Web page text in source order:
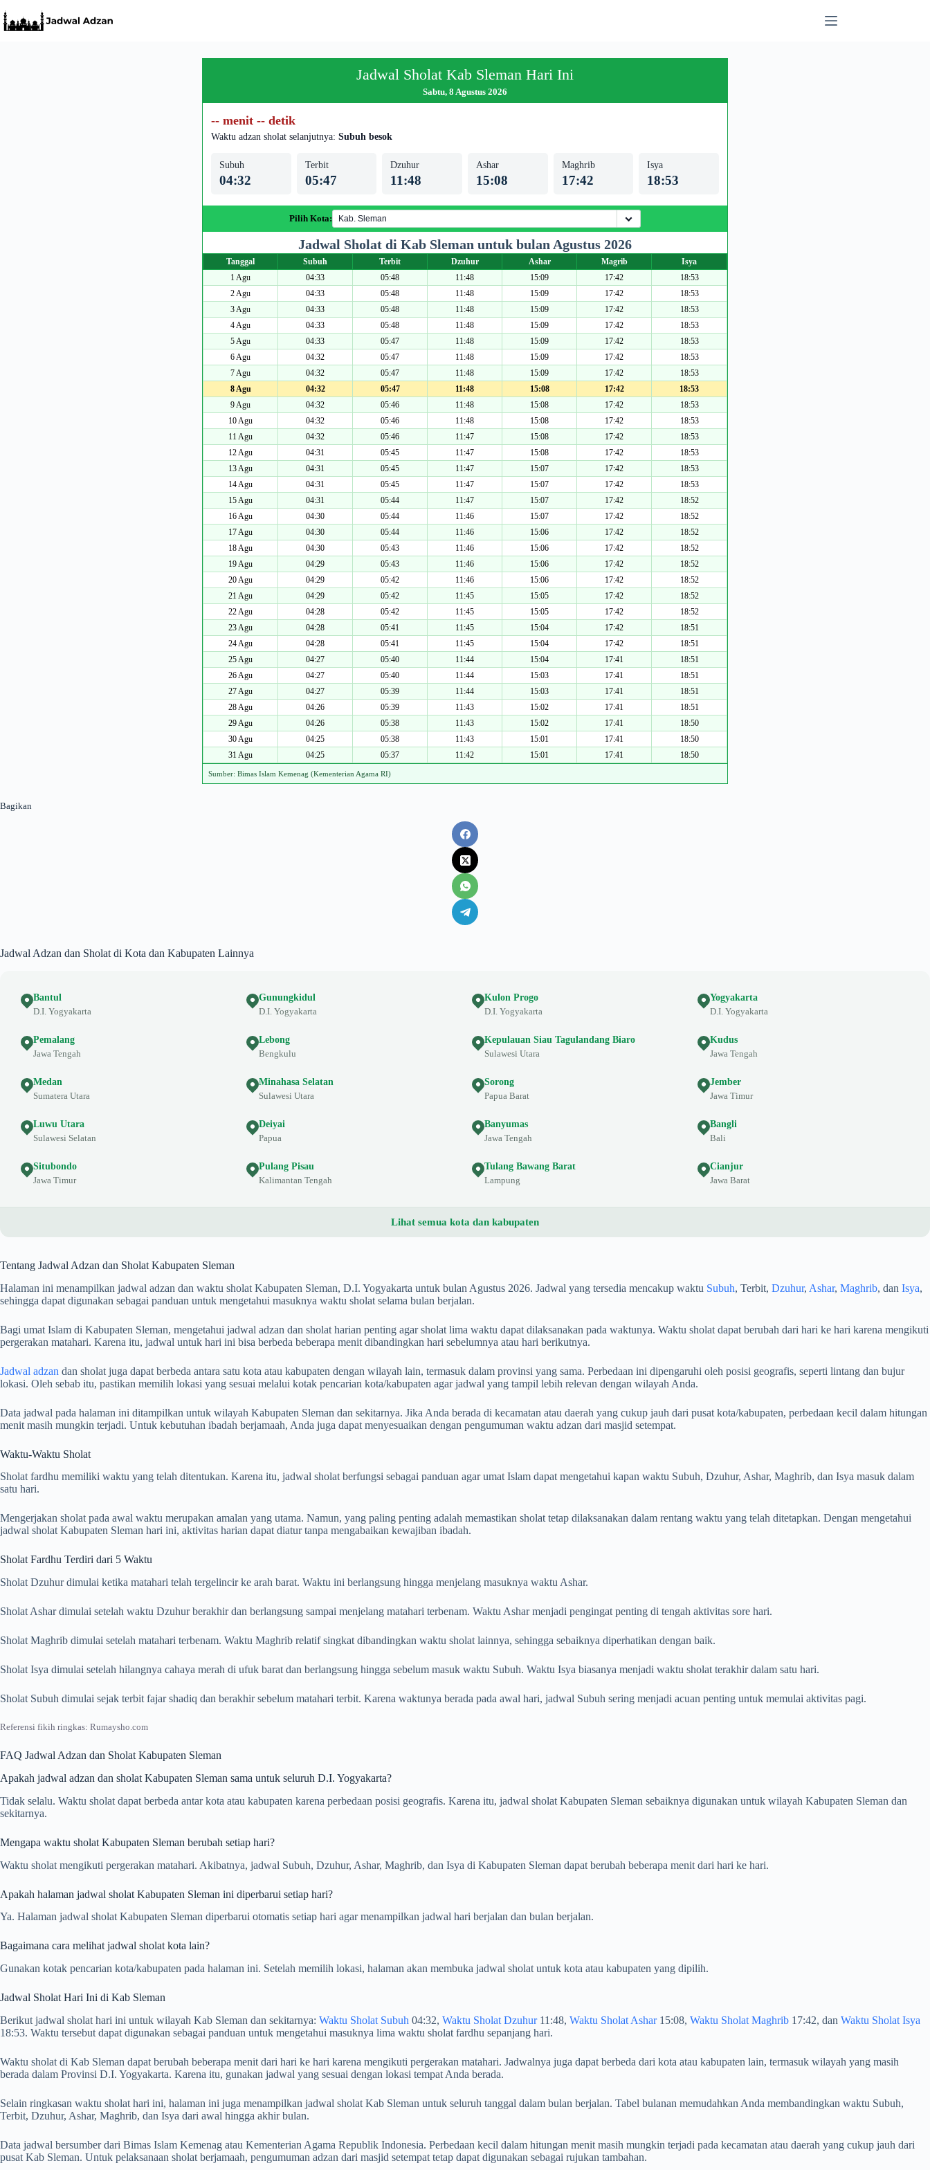
to
content
Jadwal Sholat Kab Sleman Hari Ini
Sabtu, 8 Agustus 2026
-- menit -- detik
Waktu adzan sholat selanjutnya: Subuh besok
Subuh
04:32
Terbit
05:47
Dzuhur
11:48
Ashar
15:08
Maghrib
17:42
Isya
18:53
Pilih Kota:
Jadwal Sholat di Kab Sleman untuk bulan Agustus 2026
Tanggal Subuh Terbit Dzuhur Ashar Magrib
Isya
1 Agu
04:33 05:48 11:48 15:09 17:42
18:53
2 Agu
04:33 05:48 11:48 15:09 17:42
18:53
3 Agu
04:33 05:48 11:48 15:09 17:42
18:53
4 Agu
04:33 05:48 11:48 15:09 17:42
18:53
5 Agu
04:33 05:47 11:48 15:09 17:42
18:53
6 Agu
04:32 05:47 11:48 15:09 17:42
18:53
7 Agu
04:32 05:47 11:48 15:09 17:42
18:53
8 Agu
04:32 05:47 11:48 15:08 17:42
18:53
9 Agu
04:32 05:46 11:48 15:08 17:42
18:53
10 Agu
04:32 05:46 11:48 15:08 17:42
18:53
11 Agu
04:32 05:46 11:47 15:08 17:42
18:53
12 Agu
04:31 05:45 11:47 15:08 17:42
18:53
13 Agu
04:31 05:45 11:47 15:07 17:42
18:53
14 Agu
04:31 05:45 11:47 15:07 17:42
18:53
15 Agu
04:31 05:44 11:47 15:07 17:42
18:52
16 Agu
04:30 05:44 11:46 15:07 17:42
18:52
17 Agu
04:30 05:44 11:46 15:06 17:42
18:52
18 Agu
04:30 05:43 11:46 15:06 17:42
18:52
19 Agu
04:29 05:43 11:46 15:06 17:42
18:52
20 Agu
04:29 05:42 11:46 15:06 17:42
18:52
21 Agu
04:29 05:42 11:45 15:05 17:42
18:52
22 Agu
04:28 05:42 11:45 15:05 17:42
18:52
23 Agu
04:28 05:41 11:45 15:04 17:42
18:51
24 Agu
04:28 05:41 11:45 15:04 17:42
18:51
25 Agu
04:27 05:40 11:44 15:04 17:41
18:51
26 Agu
04:27 05:40 11:44 15:03 17:41
18:51
27 Agu
04:27 05:39 11:44 15:03 17:41
18:51
28 Agu
04:26 05:39 11:43 15:02 17:41
18:51
29 Agu
04:26 05:38 11:43 15:02 17:41
18:50
30 Agu
04:25 05:38 11:43 15:01 17:41
18:50
31 Agu
04:25 05:37 11:42 15:01 17:41 18:50
Sumber: Bimas Islam Kemenag (Kementerian Agama RI)
Bagikan
Jadwal Adzan dan Sholat di Kota dan Kabupaten Lainnya
Bantul
D.I. Yogyakarta
Gunungkidul
D.I. Yogyakarta
Kulon Progo
D.I. Yogyakarta
Yogyakarta
D.I. Yogyakarta
Pemalang
Jawa Tengah
Lebong
Bengkulu
Kepulauan Siau Tagulandang Biaro
Sulawesi Utara
Kudus
Jawa Tengah
Medan
Sumatera Utara
Minahasa Selatan
Sulawesi Utara
Sorong
Papua Barat
Jember
Jawa Timur
Luwu Utara
Sulawesi Selatan
Deiyai
Papua
Banyumas
Jawa Tengah
Bangli
Bali
Situbondo
Jawa Timur
Pulang Pisau
Kalimantan Tengah
Tulang Bawang Barat
Lampung
Cianjur
Jawa Barat
Lihat semua kota dan kabupaten
Tentang Jadwal Adzan dan Sholat Kabupaten Sleman
Halaman ini menampilkan jadwal adzan dan waktu sholat Kabupaten Sleman, D.I. Yogyakarta untuk bulan Agustus 2026. Jadwal yang tersedia mencakup waktu Subuh, Terbit, Dzuhur, Ashar, Maghrib, dan Isya,
sehingga dapat digunakan sebagai panduan untuk mengetahui masuknya waktu sholat selama bulan berjalan.
Bagi umat Islam di Kabupaten Sleman, mengetahui jadwal adzan dan sholat harian penting agar sholat lima waktu dapat dilaksanakan pada waktunya. Waktu sholat dapat berubah dari hari ke hari karena mengikuti
pergerakan matahari. Karena itu, jadwal untuk hari ini bisa berbeda beberapa menit dibandingkan hari sebelumnya atau hari berikutnya.
Jadwal adzan dan sholat juga dapat berbeda antara satu kota atau kabupaten dengan wilayah lain, termasuk dalam provinsi yang sama. Perbedaan ini dipengaruhi oleh posisi geografis, seperti lintang dan bujur
lokasi. Oleh sebab itu, pastikan memilih lokasi yang sesuai melalui kotak pencarian kota/kabupaten agar jadwal yang tampil lebih relevan dengan wilayah Anda.
Data jadwal pada halaman ini ditampilkan untuk wilayah Kabupaten Sleman dan sekitarnya. Jika Anda berada di kecamatan atau daerah yang cukup jauh dari pusat kota/kabupaten, perbedaan kecil dalam hitungan
menit masih mungkin terjadi. Untuk kebutuhan ibadah berjamaah, Anda juga dapat menyesuaikan dengan pengumuman waktu adzan dari masjid setempat.
Waktu-Waktu Sholat
Sholat fardhu memiliki waktu yang telah ditentukan. Karena itu, jadwal sholat berfungsi sebagai panduan agar umat Islam dapat mengetahui kapan waktu Subuh, Dzuhur, Ashar, Maghrib, dan Isya masuk dalam
satu hari.
Mengerjakan sholat pada awal waktu merupakan amalan yang utama. Namun, yang paling penting adalah memastikan sholat tetap dilaksanakan dalam rentang waktu yang telah ditetapkan. Dengan mengetahui
jadwal sholat Kabupaten Sleman hari ini, aktivitas harian dapat diatur tanpa mengabaikan kewajiban ibadah.
Sholat Fardhu Terdiri dari 5 Waktu
Sholat Dzuhur dimulai ketika matahari telah tergelincir ke arah barat. Waktu ini berlangsung hingga menjelang masuknya waktu Ashar.
Sholat Ashar dimulai setelah waktu Dzuhur berakhir dan berlangsung sampai menjelang matahari terbenam. Waktu Ashar menjadi pengingat penting di tengah aktivitas sore hari.
Sholat Maghrib dimulai setelah matahari terbenam. Waktu Maghrib relatif singkat dibandingkan waktu sholat lainnya, sehingga sebaiknya diperhatikan dengan baik.
Sholat Isya dimulai setelah hilangnya cahaya merah di ufuk barat dan berlangsung hingga sebelum masuk waktu Subuh. Waktu Isya biasanya menjadi waktu sholat terakhir dalam satu hari.
Sholat Subuh dimulai sejak terbit fajar shadiq dan berakhir sebelum matahari terbit. Karena waktunya berada pada awal hari, jadwal Subuh sering menjadi acuan penting untuk memulai aktivitas pagi.
Referensi fikih ringkas: Rumaysho.com
FAQ Jadwal Adzan dan Sholat Kabupaten Sleman
Apakah jadwal adzan dan sholat Kabupaten Sleman sama untuk seluruh D.I. Yogyakarta?
Tidak selalu. Waktu sholat dapat berbeda antar kota atau kabupaten karena perbedaan posisi geografis. Karena itu, jadwal sholat Kabupaten Sleman sebaiknya digunakan untuk wilayah Kabupaten Sleman dan
sekitarnya.
Mengapa waktu sholat Kabupaten Sleman berubah setiap hari?
Waktu sholat mengikuti pergerakan matahari. Akibatnya, jadwal Subuh, Dzuhur, Ashar, Maghrib, dan Isya di Kabupaten Sleman dapat berubah beberapa menit dari hari ke hari.
Apakah halaman jadwal sholat Kabupaten Sleman ini diperbarui setiap hari?
Ya. Halaman jadwal sholat Kabupaten Sleman diperbarui otomatis setiap hari agar menampilkan jadwal hari berjalan dan bulan berjalan.
Bagaimana cara melihat jadwal sholat kota lain?
Gunakan kotak pencarian kota/kabupaten pada halaman ini. Setelah memilih lokasi, halaman akan membuka jadwal sholat untuk kota atau kabupaten yang dipilih.
Jadwal Sholat Hari Ini di Kab Sleman
Berikut jadwal sholat hari ini untuk wilayah Kab Sleman dan sekitarnya: Waktu Sholat Subuh 04:32, Waktu Sholat Dzuhur11:48, Waktu Sholat Ashar15:08, Waktu Sholat Maghrib 17:42, dan Waktu Sholat Isya
18:53. Waktu tersebut dapat digunakan sebagai panduan untuk mengetahui masuknya lima waktu sholat fardhu sepanjang hari.
Waktu sholat di Kab Sleman dapat berubah beberapa menit dari hari ke hari karena mengikuti pergerakan matahari. Jadwalnya juga dapat berbeda dari kota atau kabupaten lain, termasuk wilayah yang masih
berada dalam Provinsi D.I. Yogyakarta. Karena itu, gunakan jadwal yang sesuai dengan lokasi tempat Anda berada.
Selain ringkasan waktu sholat hari ini, halaman ini juga menampilkan jadwal sholat Kab Sleman untuk seluruh tanggal dalam bulan berjalan. Tabel bulanan memudahkan Anda membandingkan waktu Subuh,
Terbit, Dzuhur, Ashar, Maghrib, dan Isya dari awal hingga akhir bulan.
Data jadwal bersumber dari Bimas Islam Kemenag atau Kementerian Agama Republik Indonesia. Perbedaan kecil dalam hitungan menit masih mungkin terjadi pada kecamatan atau daerah yang cukup jauh dari
pusat Kab Sleman. Untuk pelaksanaan sholat berjamaah, pengumuman adzan dari masjid setempat tetap dapat digunakan sebagai rujukan tambahan.